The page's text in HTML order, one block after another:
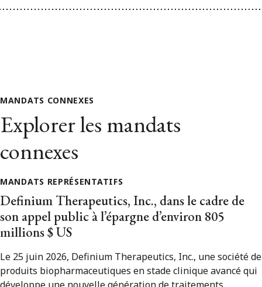
MANDATS CONNEXES
Explorer les mandats
connexes
MANDATS REPRÉSENTATIFS
Definium Therapeutics, Inc., dans le cadre de
son appel public à l’épargne d’environ 805
millions $ US
Le 25 juin 2026, Definium Therapeutics, Inc., une société de
produits biopharmaceutiques en stade clinique avancé qui